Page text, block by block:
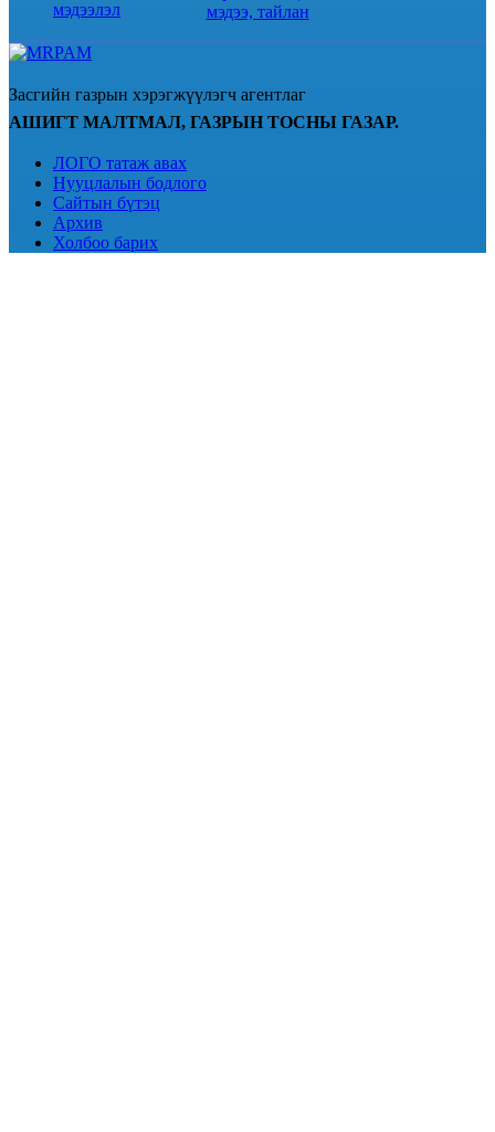
мэдээлэл
мэдээ, тайлан
Засгийн газрын хэрэгжүүлэгч агентлаг
АШИГТ МАЛТМАЛ, ГАЗРЫН ТОСНЫ ГАЗАР.
ЛОГО татаж авах
Нууцлалын бодлого
Сайтын бүтэц
Архив
Холбоо барих